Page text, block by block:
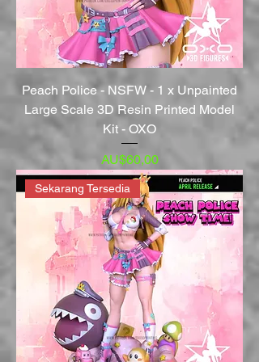
Peach Police - NSFW - 1 x Unpainted
Large Scale 3D Resin Printed Model
Kit - OXO
Harga
AU$60,00
Sekarang Tersedia